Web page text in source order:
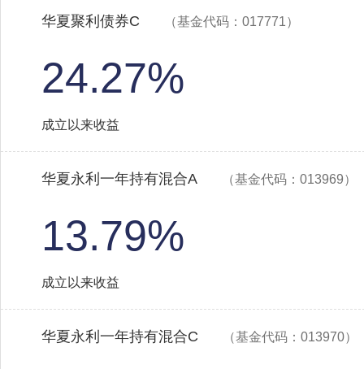
华夏聚利债券C （基金代码：017771）
24.27%
成立以来收益
华夏永利一年持有混合A （基金代码：013969）
13.79%
成立以来收益
华夏永利一年持有混合C （基金代码：013970）